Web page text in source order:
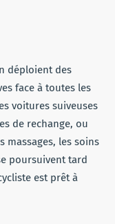
déploient des
face à toutes les
voitures suiveuses
de rechange, ou
massages, les soins
poursuivent tard
est prêt à